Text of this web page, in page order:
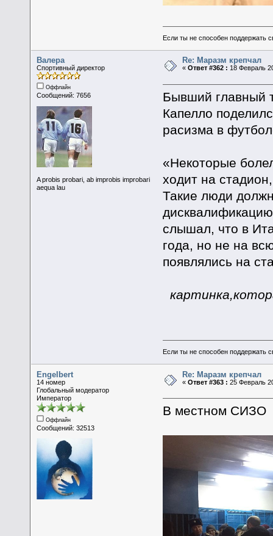
Если ты не способен поддержать
Валера
Спортивный директор
Оффлайн
Сообщений: 7656
A probis probari, ab improbis improbari
aequa lau
Re: Маразм крепчал
«Ответ #362 : 18 Февраль
Бывший главный
Капелло
расизма в
«Некоторые
ходит на
Такие люди
слышал, что в
года, но не на
появлялись на
Если ты не способен поддержать
Engelbert
14 номер
Глобальный модератор
Император
Оффлайн
Сообщений: 32513
Re: Маразм крепчал
«Ответ #363 : 25 Февраль
В местном СИЗО